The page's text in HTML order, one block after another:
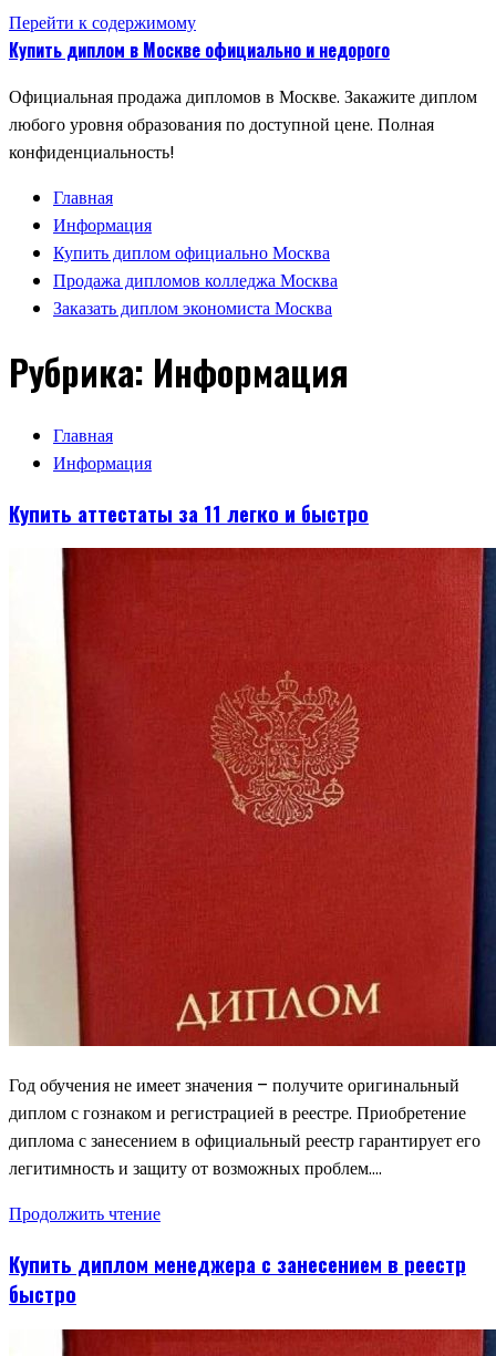
Перейти к содержимому
Купить диплом в Москве официально и недорого
Официальная продажа дипломов в Москве. Закажите диплом
любого уровня образования по доступной цене. Полная
конфиденциальность!
Главная
Информация
Купить диплом официально Москва
Продажа дипломов колледжа Москва
Заказать диплом экономиста Москва
Рубрика: Информация
Главная
Информация
Купить аттестаты за 11 легко и быстро
Год обучения не имеет значения – получите оригинальный
диплом с гознаком и регистрацией в реестре. Приобретение
диплома с занесением в официальный реестр гарантирует его
легитимность и защиту от возможных проблем….
Продолжить чтение
Купить диплом менеджера с занесением в реестр
быстро